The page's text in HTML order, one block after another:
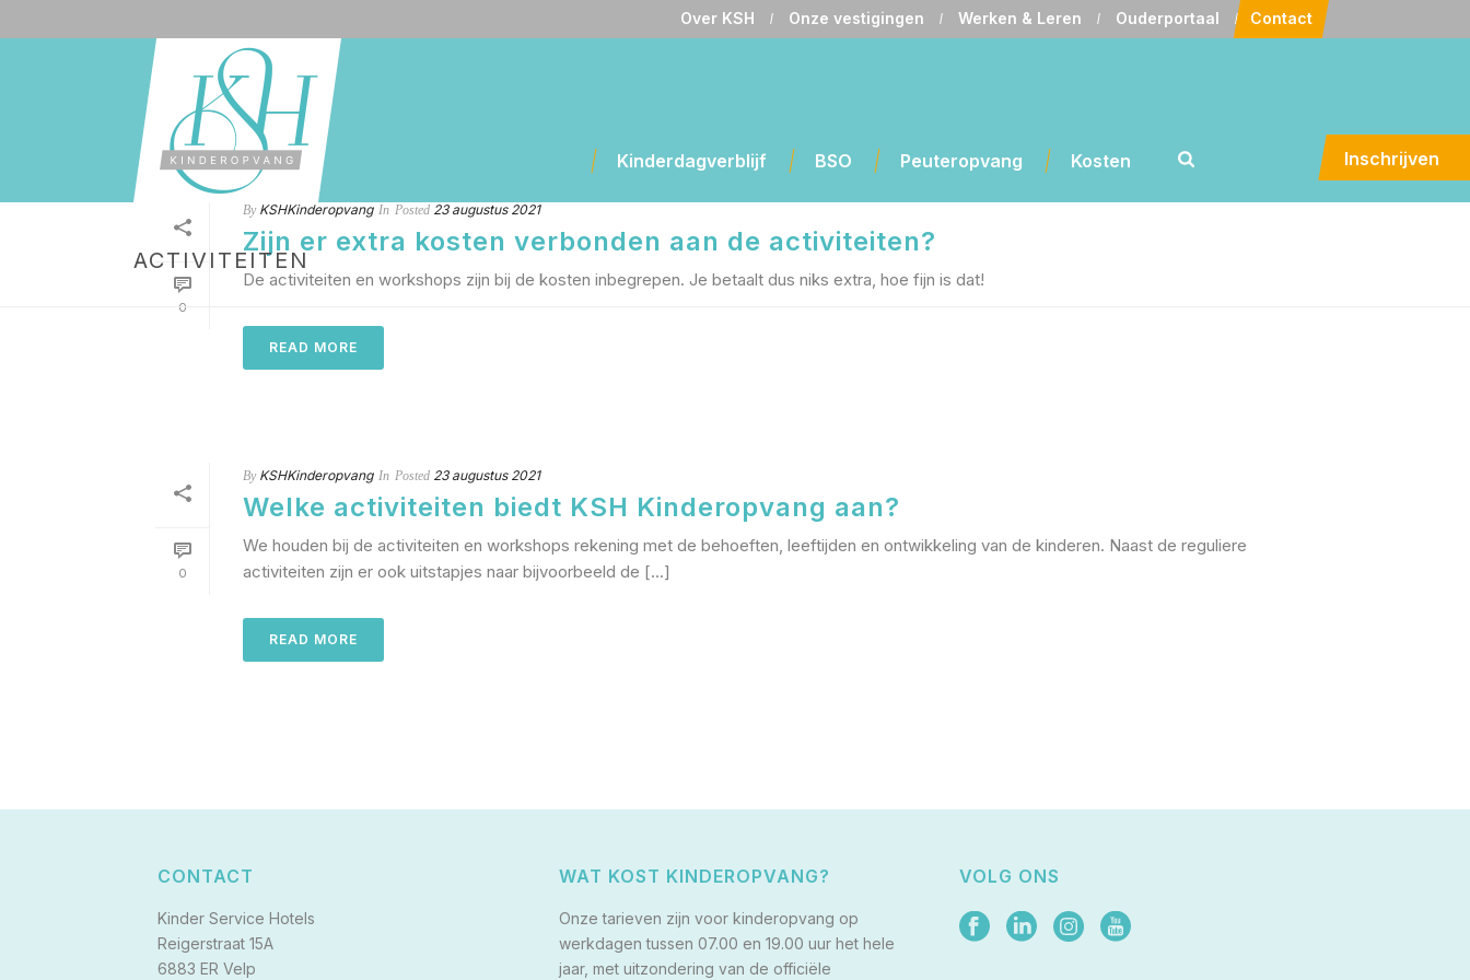
Over KSH Onze vestigingen Werken & Leren Ouderportaal Contact
Kinderdagverblijf BSO Peuteropvang Kosten Inschrijven
ACTIVITEITEN
0
By KSHKinderopvang In Posted 23 augustus 2021
Zijn er extra kosten verbonden aan de activiteiten?
De activiteiten en workshops zijn bij de kosten inbegrepen. Je betaalt dus niks extra, hoe fijn is dat!
READ MORE
0
By KSHKinderopvang In Posted 23 augustus 2021
Welke activiteiten biedt KSH Kinderopvang aan?
We houden bij de activiteiten en workshops rekening met de behoeften, leeftijden en ontwikkeling van de kinderen. Naast de reguliere
activiteiten zijn er ook uitstapjes naar bijvoorbeeld de [...]
READ MORE
CONTACT
Kinder Service Hotels
Reigerstraat 15A
6883 ER Velp
WAT KOST KINDEROPVANG?
Onze tarieven zijn voor kinderopvang op
werkdagen tussen 07.00 en 19.00 uur het hele
jaar, met uitzondering van de officiële
VOLG ONS